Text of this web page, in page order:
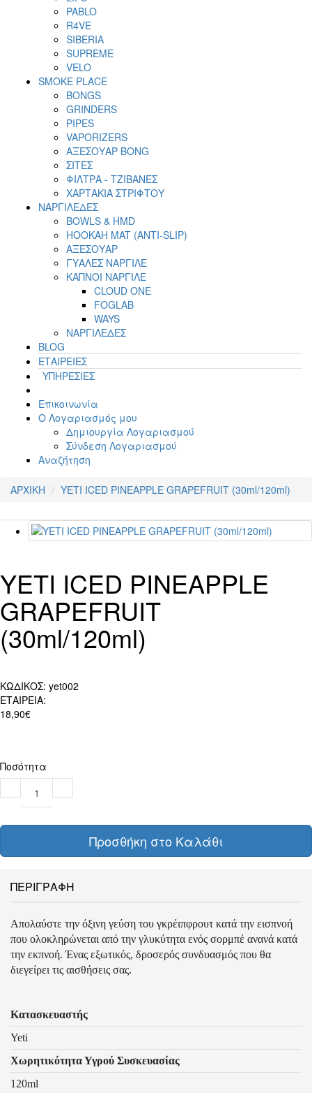
PABLO
R4VE
SIBERIA
SUPREME
VELO
SMOKE PLACE
BONGS
GRINDERS
PIPES
VAPORIZERS
ΑΞΕΣΟΥΑΡ BONG
ΣΙΤΕΣ
ΦΙΛΤΡΑ - ΤΖΙΒΑΝΕΣ
ΧΑΡΤΑΚΙΑ ΣΤΡΙΦΤΟΥ
ΝΑΡΓΙΛΕΔΕΣ
BOWLS & HMD
HOOKAH MAT (ANTI-SLIP)
ΑΞΕΣΟΥΑΡ
ΓΥΑΛΕΣ ΝΑΡΓΙΛΕ
ΚΑΠΝΟΙ ΝΑΡΓΙΛΕ
CLOUD ONE
FOGLAB
WAYS
ΝΑΡΓΙΛΕΔΕΣ
BLOG
ΕΤΑΙΡΕΙΕΣ
ΥΠΗΡΕΣΙΕΣ
Επικοινωνία
Ο Λογαριασμός μου
Δημιουργία Λογαριασμού
Σύνδεση Λογαριασμού
Αναζήτηση
ΑΡΧΙΚΗ YETI ICED PINEAPPLE GRAPEFRUIT (30ml/120ml)
YETI ICED PINEAPPLE
GRAPEFRUIT
(30ml/120ml)
ΚΩΔΙΚΟΣ: yet002
ΕΤΑΙΡΕΙΑ:
18,90€
Ποσότητα
Προσθήκη στο Καλάθι
ΠΕΡΙΓΡΑΦΗ
Απολαύστε την όξινη γεύση του γκρέιπφρουτ κατά την εισπνοή
που ολοκληρώνεται από την γλυκύτητα ενός σορμπέ ανανά κατά
την εκπνοή. Ένας εξωτικός, δροσερός συνδυασμός που θα
διεγείρει τις αισθήσεις σας.
Κατασκευαστής
Yeti
Χωρητικότητα Υγρού Συσκευασίας
120ml